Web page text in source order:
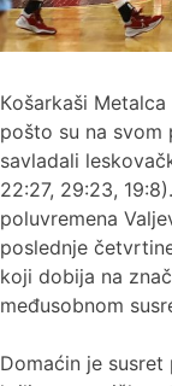
Кošarkaši
pošto su na svom
savladali
22:27, 29:23,
poluvremena
poslednje
koji dobija na
međusobnom
Domaćin je